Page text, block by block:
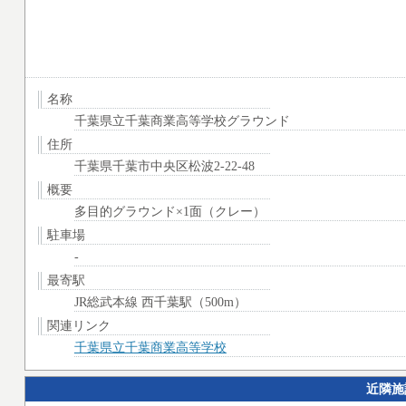
名称
千葉県立千葉商業高等学校グラウンド
住所
千葉県千葉市中央区松波2-22-48
概要
多目的グラウンド×1面（クレー）
駐車場
-
最寄駅
JR総武本線 西千葉駅（500m）
関連リンク
千葉県立千葉商業高等学校
近隣